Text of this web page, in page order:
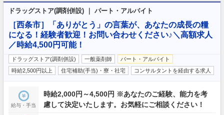
ドラッグストア(調剤併設) ｜ パート・アルバイト
［西条市］「ありがとう」の言葉が、あなたの成長の糧
になる！経験者歓迎！お問い合わせください♪＼高額求人
／時給4,500円可能！
ドラッグストア(調剤併設) 一般薬剤師
パート・アルバイト
時給2,500円以上
住宅補助(手当)・寮・社宅 コンサルタントを経由する求人
給与・手当
時給2,000円～4,500円 ※あなたのご経験、能力を考
慮して決定いたします。お気軽にご相談ください！